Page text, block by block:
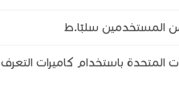
من المستخدمين سلبًا.ط
باستخدام كاميرات التعرف